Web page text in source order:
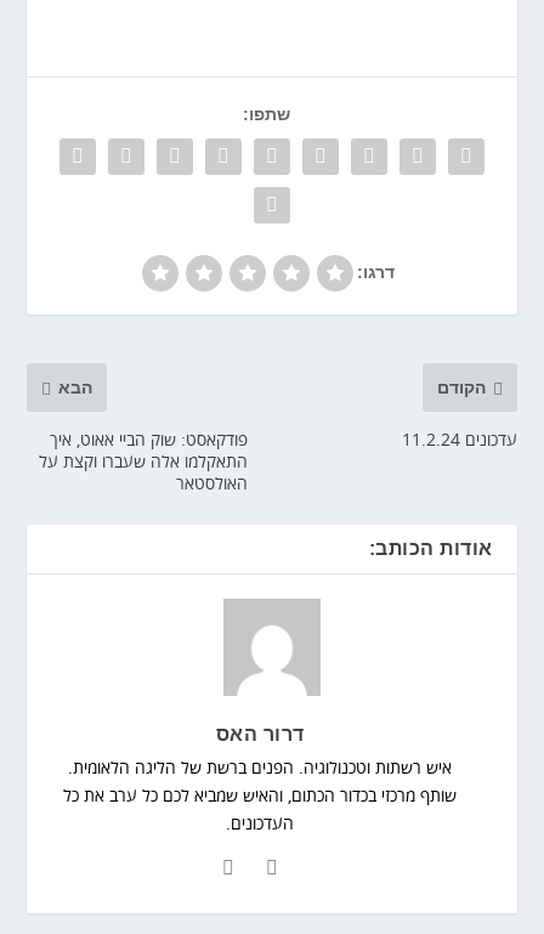
שתפו:
דרגו:
הקודם
עדכונים 11.2.24
הבא
פודקאסט: שוק הביי אאוט, איך
התאקלמו אלה שעברו וקצת על
האולסטאר
אודות הכותב:
דרור האס
איש רשתות וטכנולוגיה. הפנים ברשת של הליגה הלאומית.
שותף מרכזי בכדור הכתום, והאיש שמביא לכם כל ערב את כל
העדכונים.